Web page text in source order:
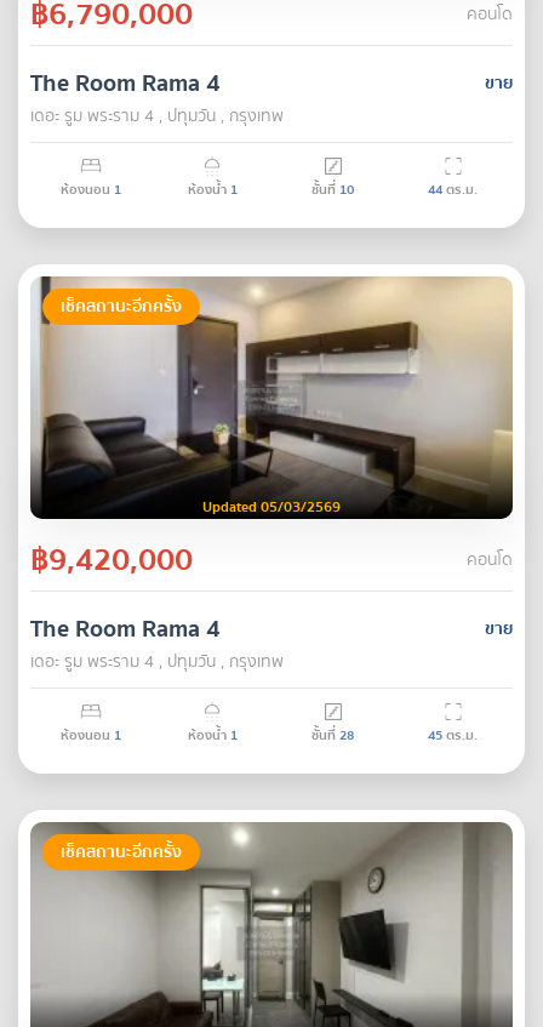
฿6,790,000 คอนโด
ขาย
The Room Rama 4
เดอะ รูม พระราม 4 , ปทุมวัน , กรุงเทพ
ห้องนอน 1 ห้องน้ำ 1 ชั้นที่ 10 44ตร.ม.
เช็คสถานะอีกครั้ง
Updated 05/03/2569
฿9,420,000 คอนโด
ขาย
The Room Rama 4
เดอะ รูม พระราม 4 , ปทุมวัน , กรุงเทพ
ห้องนอน 1 ห้องน้ำ 1 ชั้นที่28 45ตร.ม.
เช็คสถานะอีกครั้ง